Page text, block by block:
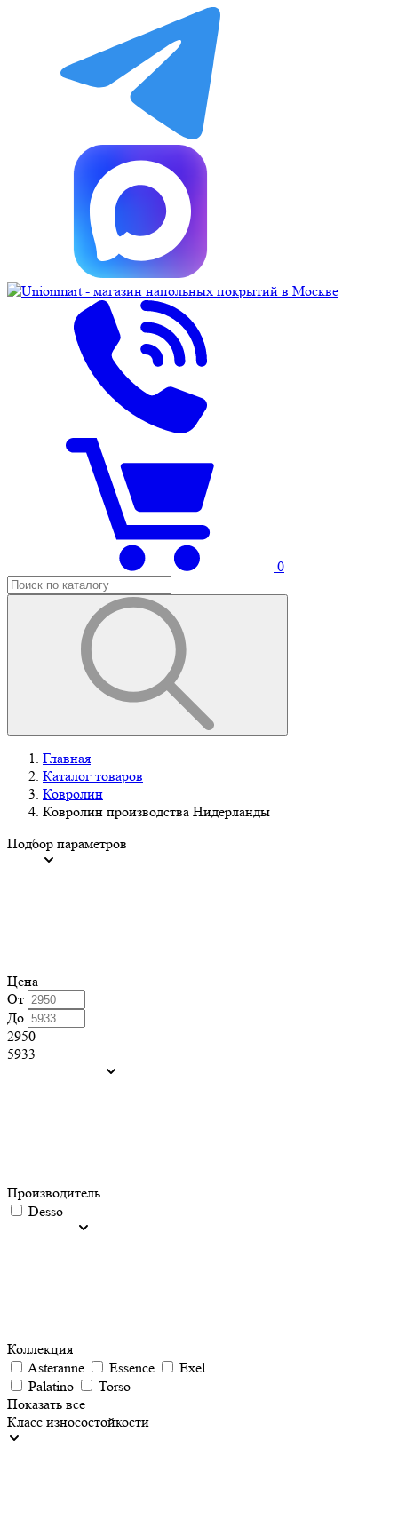
0
Главная
Каталог товаров
Ковролин
Ковролин производства Нидерланды
Подбор параметров
Цена
От
До
2950
5933
Производитель
Desso
Коллекция
Asteranne
Essence
Exel
Palatino
Torso
Показать все
Класс износостойкости